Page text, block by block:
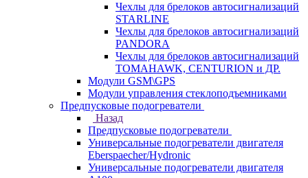
Чехлы для брелоков автосигнализаций
STARLINE
Чехлы для брелоков автосигнализаций
PANDORA
Чехлы для брелоков автосигнализаций
TOMAHAWK, CENTURION и ДР.
Модули GSM\GPS
Модули управления стеклоподъемниками
Предпусковые подогреватели
Назад
Предпусковые подогреватели
Универсальные подогреватели двигателя
Eberspaecher/Hydronic
Универсальные подогреватели двигателя